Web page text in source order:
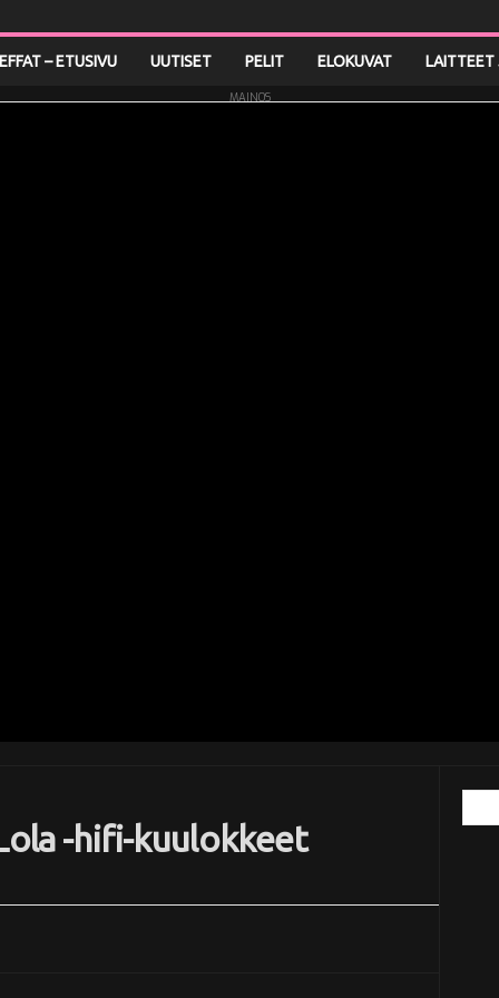
– ETUSIVU UUTISET PELIT ELOKUVAT LAITTEET
MAINOS
-hifi-kuulokkeet